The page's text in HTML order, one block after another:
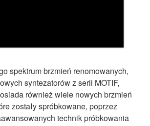
spektrum brzmień renomowanych,
syntezatorów z serii MOTIF,
również wiele nowych brzmień
zostały spróbkowane, poprzez
technik próbkowania